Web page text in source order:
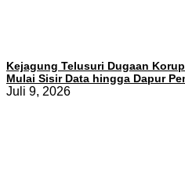
Kejagung Telusuri Dugaan
Mulai Sisir Data hingga Dapur
Juli 9, 2026